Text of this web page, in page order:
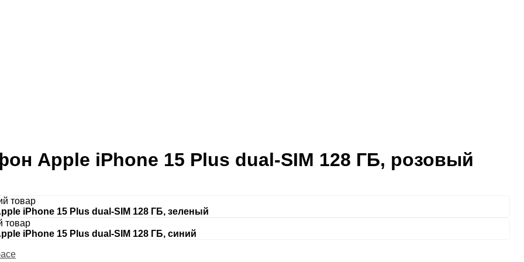
Apple iPhone 15 Plus dual-SIM 128 ГБ, розовый
товар
iPhone 15 Plus dual-SIM 128 ГБ, зеленый
товар
iPhone 15 Plus dual-SIM 128 ГБ, синий